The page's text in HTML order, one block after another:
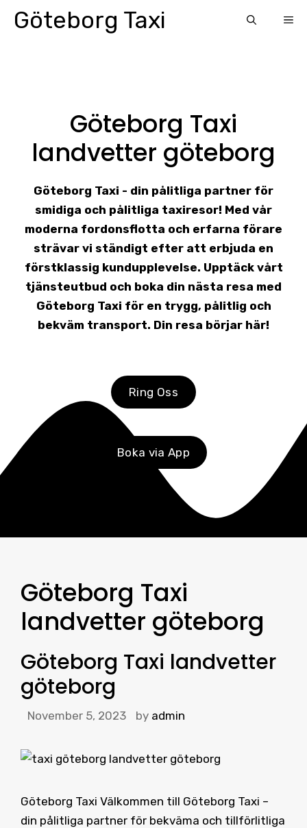
SkipGöteborg Taxi
Göteborg Taxi
landvetter göteborg
Göteborg Taxi - din pålitliga partner för
smidiga och pålitliga taxiresor! Med vår
moderna fordonsflotta och erfarna förare
strävar vi ständigt efter att erbjuda en
förstklassig kundupplevelse. Upptäck vårt
tjänsteutbud och boka din nästa resa med
Göteborg Taxi för en trygg, pålitlig och
bekväm transport. Din resa börjar här!
Ring Oss
Boka via App
Göteborg Taxi
landvetter göteborg
Göteborg Taxi landvetter
göteborg
November 5, 2023 by admin
Göteborg Taxi Välkommen till Göteborg Taxi –
din pålitliga partner för bekväma och tillförlitliga